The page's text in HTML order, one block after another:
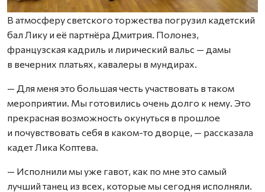
В атмосферу светского торжества погрузил кадетский
бал Лику и её партнёра Дмитрия. Полонез,
французская кадриль и лирический вальс — дамы
в вечерних платьях, кавалеры в мундирах.
— Для меня это большая честь участвовать в таком
мероприятии. Мы готовились очень долго к нему. Это
прекрасная возможность окунуться в прошлое
и почувствовать себя в каком-то дворце, — рассказала
кадет Лика Коптева.
— Исполнили мы уже гавот, как по мне это самый
лучший танец из всех, которые мы сегодня исполняли.